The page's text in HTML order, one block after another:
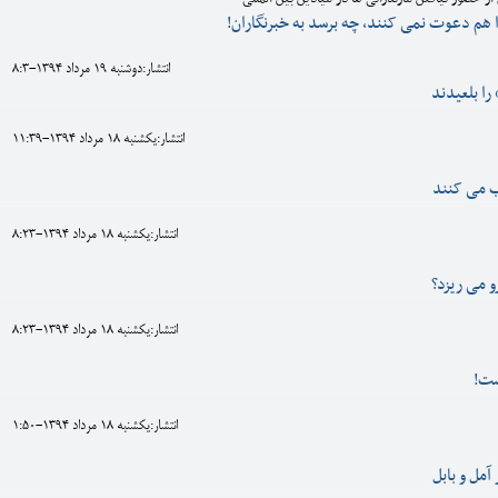
هم دعوت نمی کنند، چه برسد به خبرنگاران!
انتشار:دوشنبه 19 مرداد 1394-8:3
بلعیدند
انتشار:يکشنبه 18 مرداد 1394-11:39
می کنند
انتشار:يکشنبه 18 مرداد 1394-8:23
می ریزد؟
انتشار:يکشنبه 18 مرداد 1394-8:23
انتشار:يکشنبه 18 مرداد 1394-1:50
و بابل